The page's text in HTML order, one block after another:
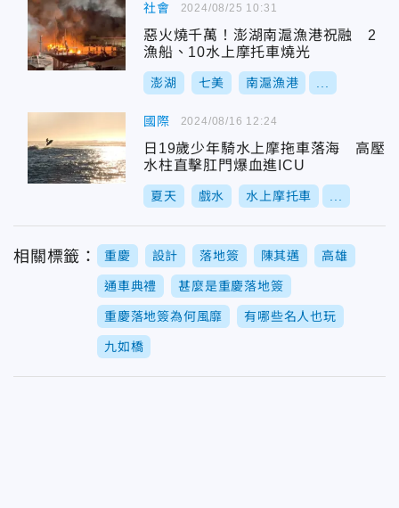
社會
惡火燒千萬！澎湖南滬漁港祝融 2
漁船、10水上摩托車燒光
澎湖 七美 南滬漁港
2024/08/25 10:31
國際
日19歲少年騎水上摩拖車落海 高壓
水柱直擊肛門爆血進ICU
夏天 戲水 水上摩托車
2024/08/16 12:24
相關標籤： 重慶 設計 落地簽 陳其邁 高雄
通車典禮 甚麼是重慶落地簽
重慶落地簽為何風靡 有哪些名人也玩
九如橋